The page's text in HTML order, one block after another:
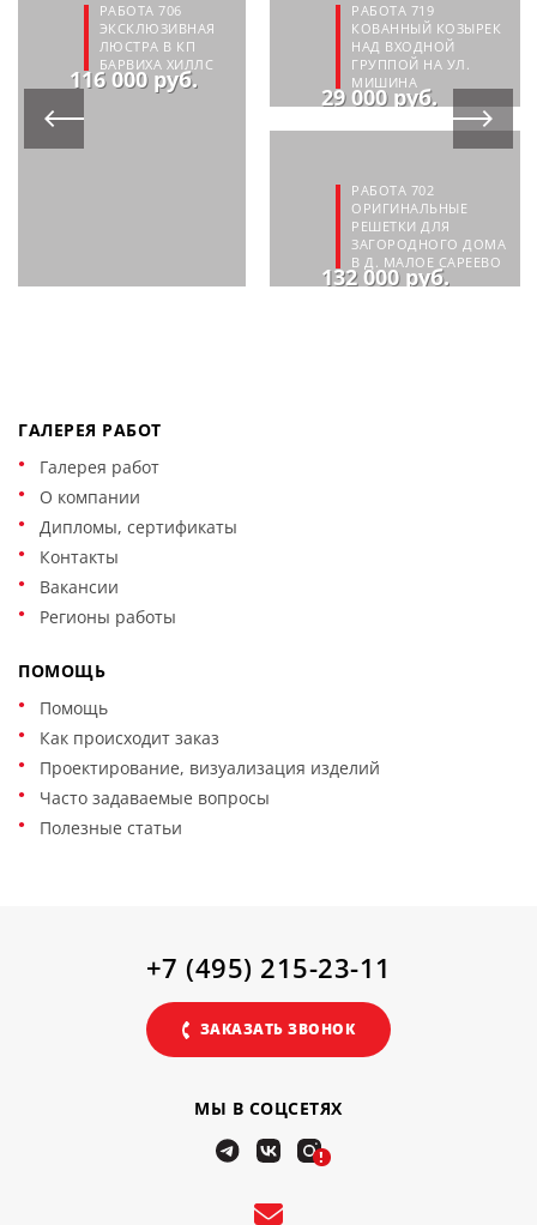
РАБОТА 706
ЭКСКЛЮЗИВНАЯ
ЛЮСТРА В КП
БАРВИХА ХИЛЛС
116 000 руб.
РАБОТА 719
КОВАННЫЙ КОЗЫРЕК
НАД ВХОДНОЙ
ГРУППОЙ НА УЛ.
МИШИНА
29 000 руб.
РАБОТА 702
ОРИГИНАЛЬНЫЕ
РЕШЕТКИ ДЛЯ
ЗАГОРОДНОГО ДОМА
В Д. МАЛОЕ САРЕЕВО
132 000 руб.
ГАЛЕРЕЯ РАБОТ
Галерея работ
О компании
Дипломы, сертификаты
Контакты
Вакансии
Регионы работы
ПОМОЩЬ
Помощь
Как происходит заказ
Проектирование, визуализация изделий
Часто задаваемые вопросы
Полезные статьи
МЫ В СОЦСЕТЯХ
!
+7 (495) 215-23-11
ЗАКАЗАТЬ ЗВОНОК